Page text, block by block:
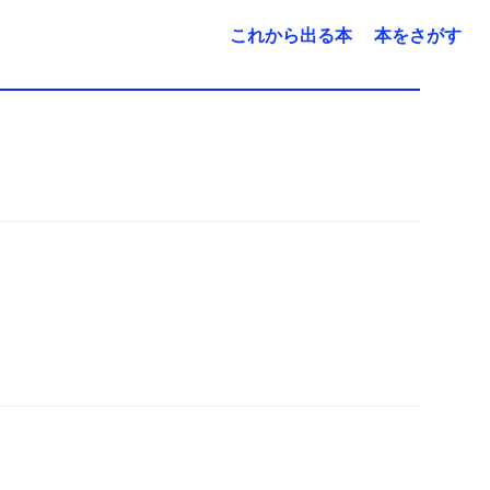
これから出る本 本をさがす